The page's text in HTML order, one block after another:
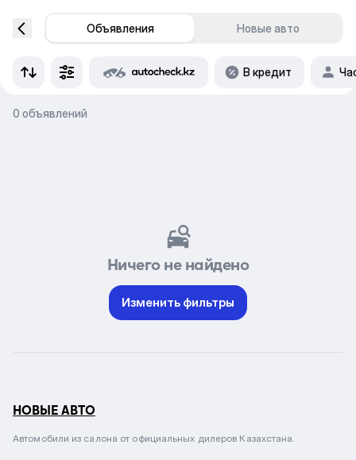
Объявления Новые авто
В кредит
0 объявлений
Ничего не найдено
Изменить фильтры
НОВЫЕ АВТО
Автомобили из салона от официальных дилеров Казахстана.